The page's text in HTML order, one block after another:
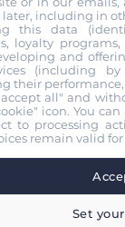
mon auto-école
cours de
including in
this data
loyalty
and
(including
their
all" and
icon. You
to processing
remain valid
Set